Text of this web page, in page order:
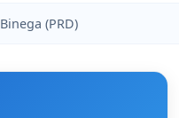
(PRD)